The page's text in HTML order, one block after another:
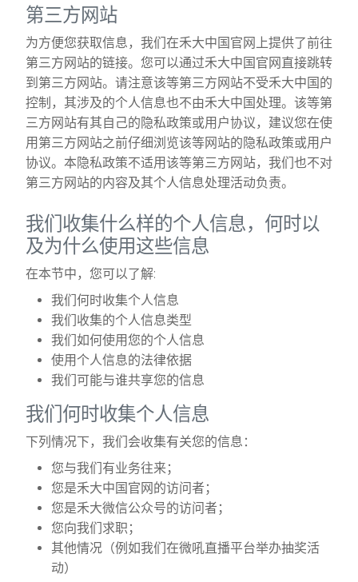
第三方网站
为方便您获取信息，我们在禾大中国官网上提供了前往
第三方网站的链接。您可以通过禾大中国官网直接跳转
到第三方网站。请注意该等第三方网站不受禾大中国的
控制，其涉及的个人信息也不由禾大中国处理。该等第
三方网站有其自己的隐私政策或用户协议，建议您在使
用第三方网站之前仔细浏览该等网站的隐私政策或用户
协议。本隐私政策不适用该等第三方网站，我们也不对
第三方网站的内容及其个人信息处理活动负责。
我们收集什么样的个人信息，何时以
及为什么使用这些信息
在本节中，您可以了解:
我们何时收集个人信息
我们收集的个人信息类型
我们如何使用您的个人信息
使用个人信息的法律依据
我们可能与谁共享您的信息
我们何时收集个人信息
下列情况下，我们会收集有关您的信息：
您与我们有业务往来；
您是禾大中国官网的访问者；
您是禾大微信公众号的访问者；
您向我们求职；
其他情况（例如我们在微吼直播平台举办抽奖活
动）